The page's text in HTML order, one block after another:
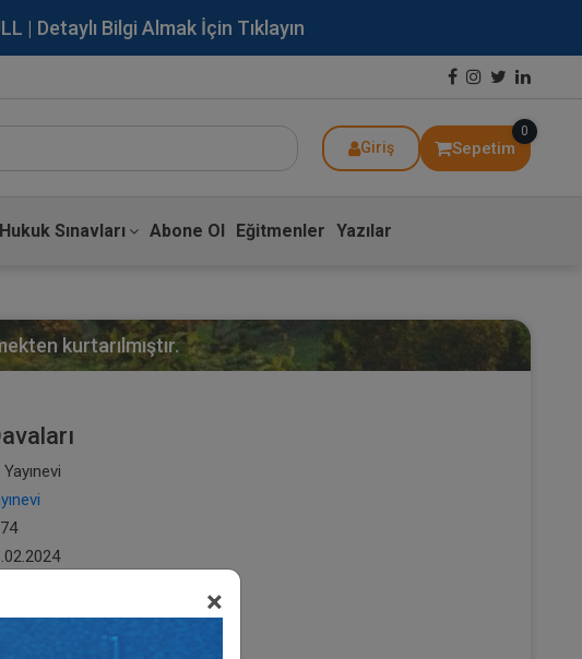
| Detaylı Bilgi Almak İçin Tıklayın
Giriş Sepetim
0
Hukuk Sınavları Abone Ol Eğitmenler Yazılar
×
kurtarılmıştır.